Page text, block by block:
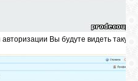
Вы будуте видеть такую